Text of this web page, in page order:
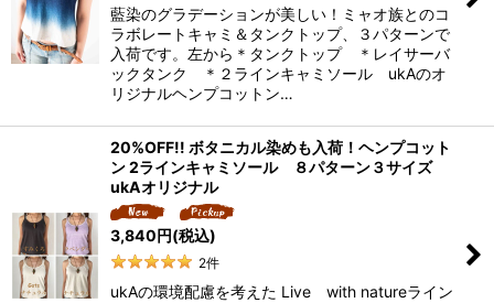
藍染のグラデーションが美しい！ミャオ族とのコ
ラボレートキャミ＆タンクトップ、３パターンで
入荷です。左から＊タンクトップ ＊レイサーバ
ックタンク ＊２ラインキャミソール ukAのオ
リジナルヘンプコットン…
20%OFF!! ボタニカル染めも入荷！ヘンプコット
ン 2ラインキャミソール ８パターン３サイズ
ukAオリジナル
3,840円(税込)
2件
ukAの環境配慮を考えた Live with natureライン